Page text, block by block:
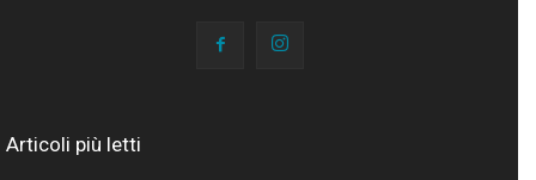
Articoli più letti